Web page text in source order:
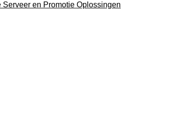
Serveer en Promotie Oplossingen